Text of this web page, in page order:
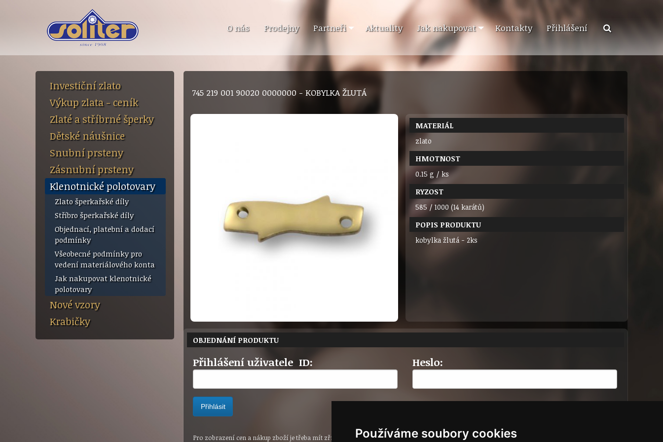
Používáme soubory cookies
O nás Prodejny Partneři Aktuality Jak nakupovat Kontakty Přihlášení
Investiční zlato
Výkup zlata - ceník
Zlaté a stříbrné šperky
Dětské náušnice
Snubní prsteny
Zásnubní prsteny
Klenotnické polotovary
Zlato šperkařské díly
Stříbro šperkařské díly
Objednací, platební a dodací
podmínky
Všeobecné podmínky pro
vedení materiálového konta
Jak nakupovat klenotnické
polotovary
Nové vzory
Krabičky
745 219 001 90020 0000000 - KOBYLKA ŽLUTÁ
MATERIÁL
zlato
HMOTNOST
0.15 g / ks
RYZOST
585 / 1000 (14 karátů)
POPIS PRODUKTU
kobylka žlutá - 2ks
OBJEDNÁNÍ PRODUKTU
Přihlášení uživatele ID: Heslo:
Pro zobrazení cen a nákup zboží je třeba mít zřízen u společnosti Soliter a.s. účet pro přihlášení.